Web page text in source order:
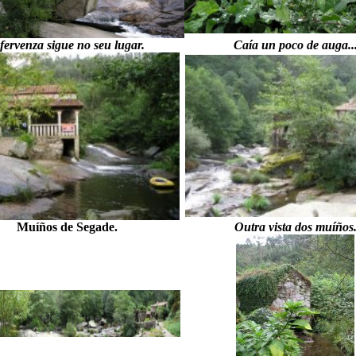
sigue no seu lugar. Caía un poco de
Muíños de Segade. Outra vista dos muíños.